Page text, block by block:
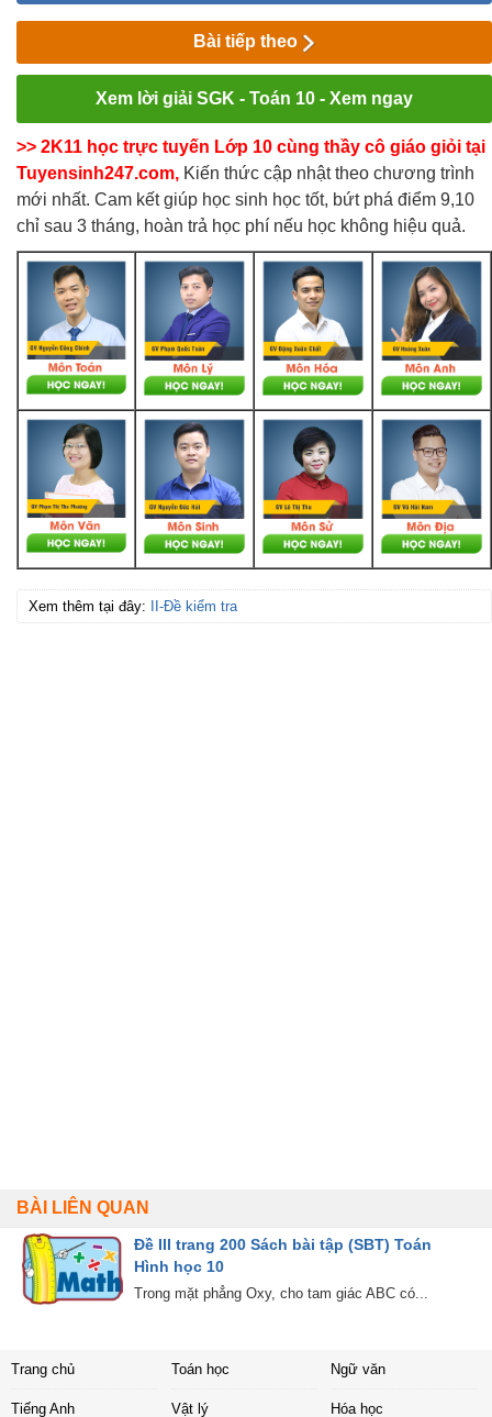
Bài tiếp theo
Xem lời giải SGK - Toán 10 - Xem ngay
>> 2K11 học trực tuyến Lớp 10 cùng thầy cô giáo giỏi tại
Tuyensinh247.com, Kiến thức cập nhật theo chương trình
mới nhất. Cam kết giúp học sinh học tốt, bứt phá điểm 9,10
chỉ sau 3 tháng, hoàn trả học phí nếu học không hiệu quả.
Xem thêm tại đây: II-Đề kiểm tra
BÀI LIÊN QUAN
Đề III trang 200 Sách bài tập (SBT) Toán
Hình học 10
Trong mặt phẳng Oxy, cho tam giác ABC có...
Trang chủ Toán học Ngữ văn
Tiếng Anh Vật lý Hóa học